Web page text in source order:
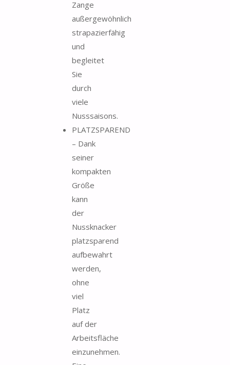
Zange
außergewöhnlich
strapazierfähig
und
begleitet
Sie
durch
viele
Nusssaisons.
PLATZSPAREND
– Dank
seiner
kompakten
Größe
kann
der
Nussknacker
platzsparend
aufbewahrt
werden,
ohne
viel
Platz
auf der
Arbeitsfläche
einzunehmen.